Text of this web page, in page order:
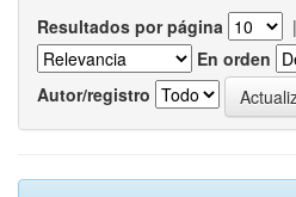
Resultados por página |
En orden
Autor/registro